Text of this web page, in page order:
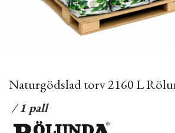
Naturgödslad torv 2160 L
/ 1 pall